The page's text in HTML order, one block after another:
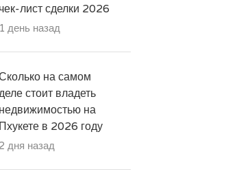
чек-лист сделки 2026
1 день назад
на самом
стоит владеть
недвижимостью на
Пхукете в 2026 году
2 дня назад